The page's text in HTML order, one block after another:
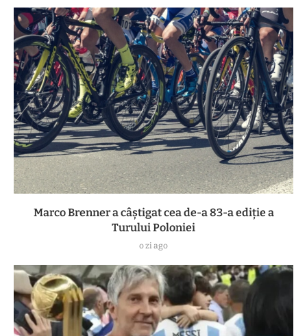
Marco Brenner a câștigat cea de-a 83-a ediţie a
Turului Poloniei
o zi ago